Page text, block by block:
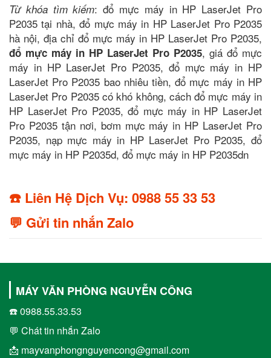
Từ khóa tìm kiếm: đổ mực máy in HP LaserJet Pro
P2035 tại nhà, đổ mực máy in HP LaserJet Pro P2035
hà nội, địa chỉ đổ mực máy in HP LaserJet Pro P2035,
đổ mực máy in HP LaserJet Pro P2035, giá đổ mực
máy in HP LaserJet Pro P2035, đổ mực máy in HP
LaserJet Pro P2035 bao nhiêu tiền, đổ mực máy in HP
LaserJet Pro P2035 có khó không, cách đổ mực máy in
HP LaserJet Pro P2035, đổ mực máy in HP LaserJet
Pro P2035 tận nơi, bơm mực máy in HP LaserJet Pro
P2035, nạp mực máy in HP LaserJet Pro P2035, đổ
mực máy in HP P2035d, đổ mực máy in HP P2035dn
☎️ Liên Hệ Dịch Vụ: 0988 55 33 53
💬 Gửi tin nhắn Zalo
MÁY VĂN PHÒNG NGUYỄN CÔNG
☎️ 0988.55.33.53
💬 Chát tin nhắn Zalo
📩 mayvanphongnguyencong@gmail.com